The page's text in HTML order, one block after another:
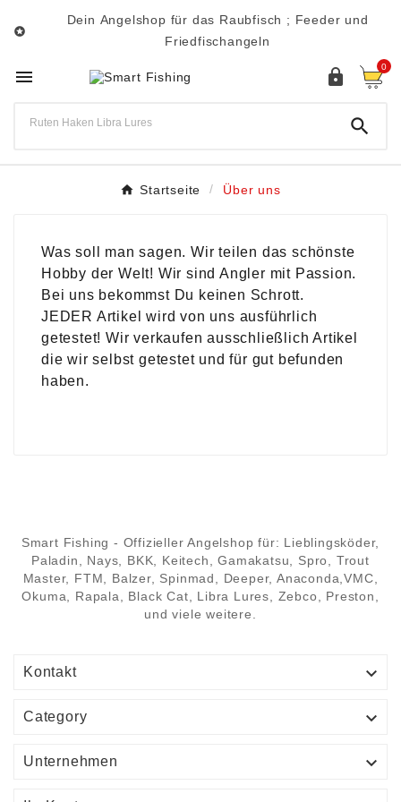

Dein Angelshop für das Raubfisch ; Feeder und
Friedfischangeln
  0

Startseite Über uns
Was soll man sagen. Wir teilen das schönste
Hobby der Welt! Wir sind Angler mit Passion.
Bei uns bekommst Du keinen Schrott.
JEDER Artikel wird von uns ausführlich
getestet! Wir verkaufen ausschließlich Artikel
die wir selbst getestet und für gut befunden
haben.
Smart Fishing - Offizieller Angelshop für: Lieblingsköder,
Paladin, Nays, BKK, Keitech, Gamakatsu, Spro, Trout
Master, FTM, Balzer, Spinmad, Deeper, Anaconda,VMC,
Okuma, Rapala, Black Cat, Libra Lures, Zebco, Preston,
und viele weitere.
Kontakt 
Category 
Unternehmen 